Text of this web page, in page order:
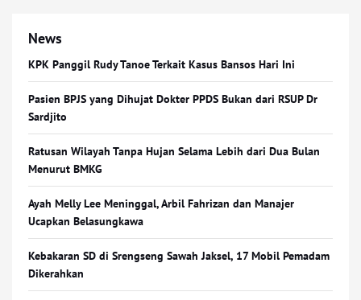
News
KPK Panggil Rudy Tanoe Terkait Kasus Bansos Hari Ini
Pasien BPJS yang Dihujat Dokter PPDS Bukan dari RSUP Dr
Sardjito
Ratusan Wilayah Tanpa Hujan Selama Lebih dari Dua Bulan
Menurut BMKG
Ayah Melly Lee Meninggal, Arbil Fahrizan dan Manajer
Ucapkan Belasungkawa
Kebakaran SD di Srengseng Sawah Jaksel, 17 Mobil Pemadam
Dikerahkan